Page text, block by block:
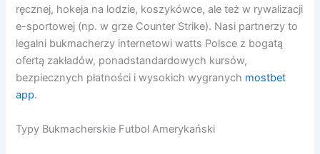
ręcznej, hokeja na lodzie, koszykówce, ale też w rywalizacji
e-sportowej (np. w grze Counter Strike). Nasi partnerzy to
legalni bukmacherzy internetowi watts Polsce z bogatą
ofertą zakładów, ponadstandardowych kursów,
bezpiecznych płatności i wysokich wygranych mostbet
app.
Typy Bukmacherskie Futbol Amerykański